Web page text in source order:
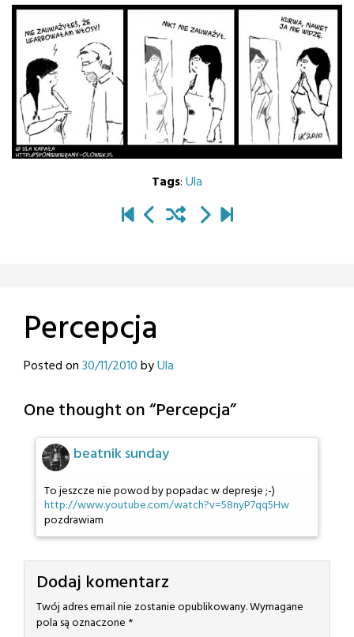
Tags:Ula
Percepcja
Posted on30/11/2010byUla
One thought on “Percepcja”
beatnik sunday
To jeszcze nie powod by popadac w depresje ;-)
http://www.youtube.com/watch?v=58nyP7qq5Hw
pozdrawiam
Dodaj komentarz
Twój adres email nie zostanie opublikowany.Wymagane
pola są oznaczone *